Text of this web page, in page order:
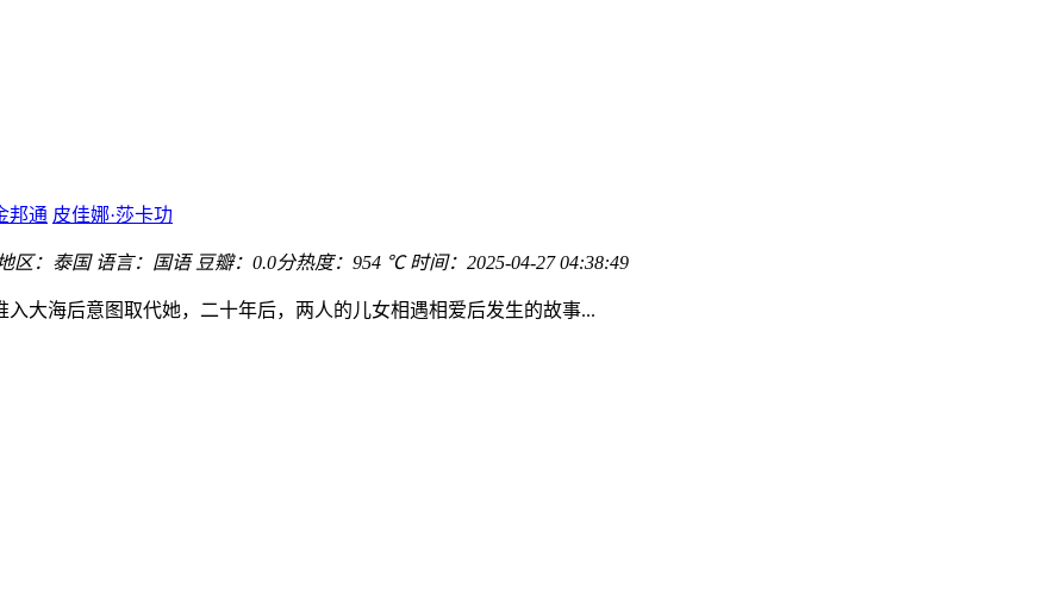
邦通 皮佳娜·莎卡功
区： 泰国 语言： 国语 豆瓣：0.0分热度：954 ℃ 时间： 2025-04-27 04:38:49
大海后意图取代她，二十年后，两人的儿女相遇相爱后发生的故事...